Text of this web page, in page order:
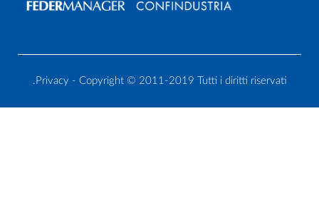
Privacy- Copyright © 2011-2019 Tutti i diritti riservati.